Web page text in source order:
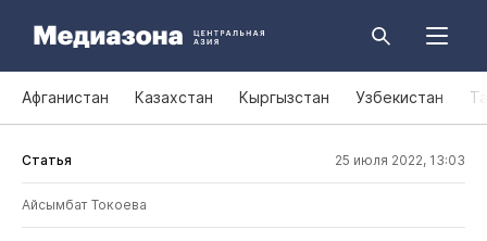
Афганистан Казахстан Кыргызстан Узбекистан
Статья 25 июля 2022, 13:03
Айсымбат Токоева